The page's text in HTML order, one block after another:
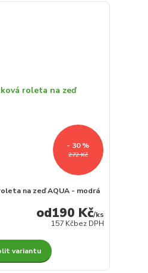
272 Kč
- 30 %
na zeď AQUA - modrá
190 Kč/ks
157 Kčbez DPH
variantu